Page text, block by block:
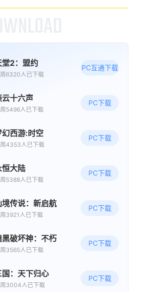
苍翼：混沌效应
新
养成
周五
仙山小农
周六
新
QQ炫舞2
堂2：盟约
6320人已下载
PC互通下载
云十六声
5496人已下载
PC下载
幻西游:时空
4353人已下载
PC下载
恒大陆
5388人已下载
PC下载
境传说：新启航
3921人已下载
PC下载
黑破坏神：不朽
3565人已下载
PC下载
国：天下归心
3004人已下载
PC下载